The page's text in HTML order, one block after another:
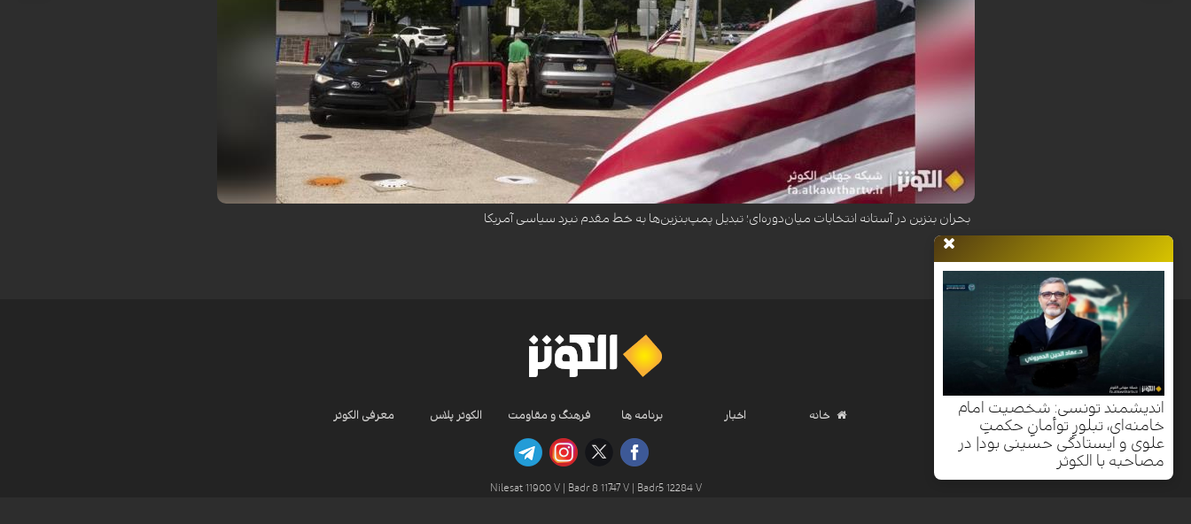
افزایش بی‌سابقه قیمت بنزین در پی ناامنی در تنگه هرمز و جنگ با ایران، جایگاه‌های سوخت آمریکا را به خط مقدم رقابت‌های انتخاباتی میان‌دوره‌ای ۲۰۲۶ تبدیل ...
بحران بنزین در آستانه انتخابات میان‌دوره‌ای؛ تبدیل پمپ‌بنزین‌ها به خط مقدم نبرد سیاسی آمریکا
اندیشمند تونسی: شخصیت امام
خامنه‌ای، تبلورِ توأمانِ حکمتِ
علوی و ایستادگی حسینی بود| در
مصاحبه با الکوثر
خانه اخبار برنامه ها فرهنگ و مقاومت الکوثر پلاس معرفی الکوثر
Nilesat 11900 V | Badr 8 11747 V | Badr5 12284 V